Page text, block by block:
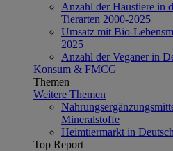
Anzahl der Haustiere in
Tierarten 2000-2025
Umsatz mit Bio-
2025
Anzahl der Veganer in
Konsum & FMCG
Themen
Weitere Themen
Mineralstoffe
Heimtiermarkt in
Top Report